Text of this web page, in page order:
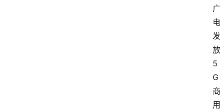
广
电
发
放
5
G
商
用